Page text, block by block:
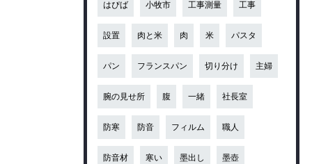
はぴば 小牧市 工事測量 工事
設置 肉と米 肉 米 パスタ
パン フランスパン 切り分け 主婦
腕の見せ所 腹 一緒 社長室
防寒 防音 フィルム 職人
防音材 寒い 墨出し 墨壺